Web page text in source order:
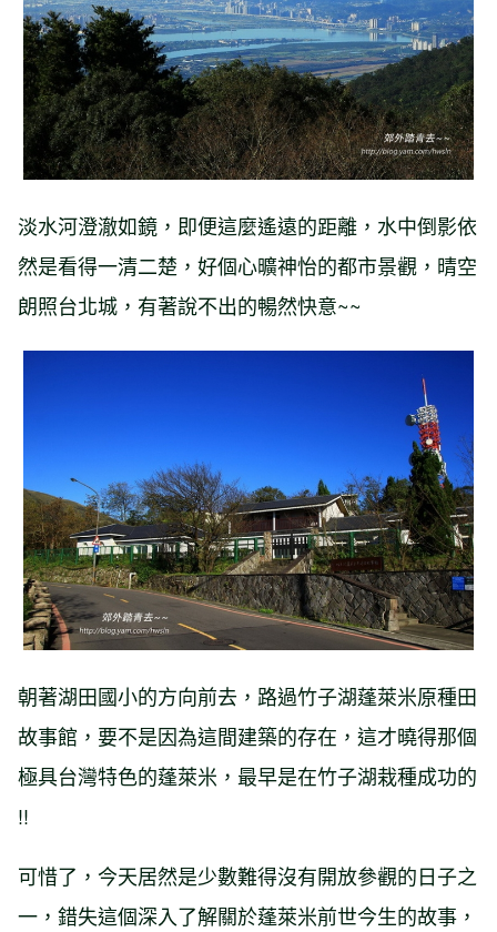
淡水河澄澈如鏡，即便這麼遙遠的距離，水中倒影依
然是看得一清二楚，好個心曠神怡的都市景觀，晴空
朗照台北城，有著說不出的暢然快意~~
朝著湖田國小的方向前去，路過竹子湖蓬萊米原種田
故事館，要不是因為這間建築的存在，這才曉得那個
極具台灣特色的蓬萊米，最早是在竹子湖栽種成功的
!!
可惜了，今天居然是少數難得沒有開放參觀的日子之
一，錯失這個深入了解關於蓬萊米前世今生的故事，